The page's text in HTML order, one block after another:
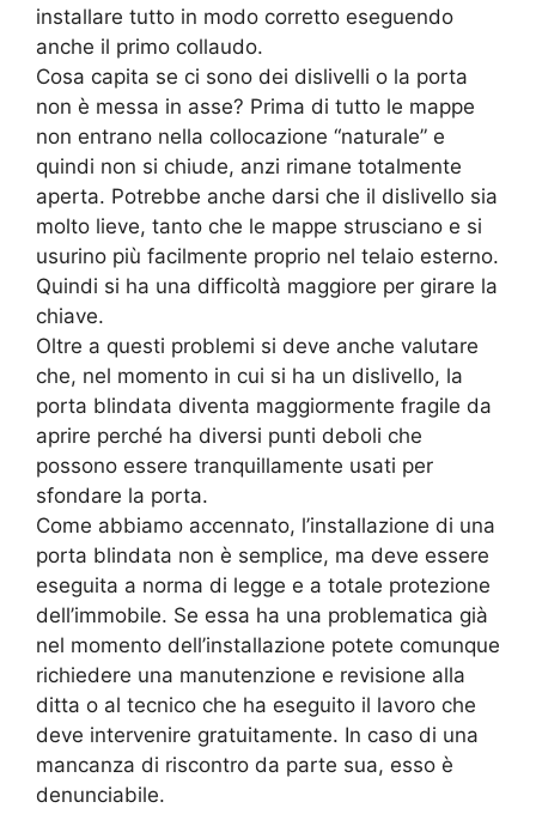
installare tutto in modo corretto eseguendo
anche il primo collaudo.
Cosa capita se ci sono dei dislivelli o la porta
non è messa in asse? Prima di tutto le mappe
non entrano nella collocazione “naturale” e
quindi non si chiude, anzi rimane totalmente
aperta. Potrebbe anche darsi che il dislivello sia
molto lieve, tanto che le mappe strusciano e si
usurino più facilmente proprio nel telaio esterno.
Quindi si ha una difficoltà maggiore per girare la
chiave.
Oltre a questi problemi si deve anche valutare
che, nel momento in cui si ha un dislivello, la
porta blindata diventa maggiormente fragile da
aprire perché ha diversi punti deboli che
possono essere tranquillamente usati per
sfondare la porta.
Come abbiamo accennato, l’installazione di una
porta blindata non è semplice, ma deve essere
eseguita a norma di legge e a totale protezione
dell’immobile. Se essa ha una problematica già
nel momento dell’installazione potete comunque
richiedere una manutenzione e revisione alla
ditta o al tecnico che ha eseguito il lavoro che
deve intervenire gratuitamente. In caso di una
mancanza di riscontro da parte sua, esso è
denunciabile.